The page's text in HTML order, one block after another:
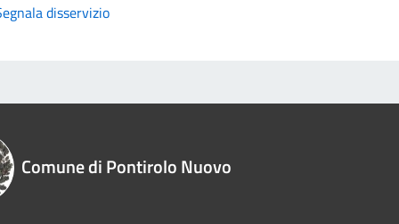
disservizio
Comune di Pontirolo Nuovo